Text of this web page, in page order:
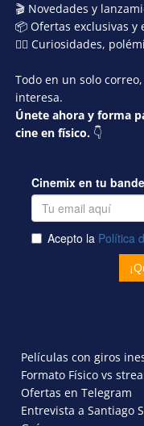
🎬 Novedades y
📦 Ofertas exclusivas y
🕵️‍♂️ Curiosidades,
Todo en un solo
interesa.
Únete ahora y forma
cine en físico. 👇
Películas con giros
Formato Físico vs
Ofertas en Telegram
Entrevista a Santiago